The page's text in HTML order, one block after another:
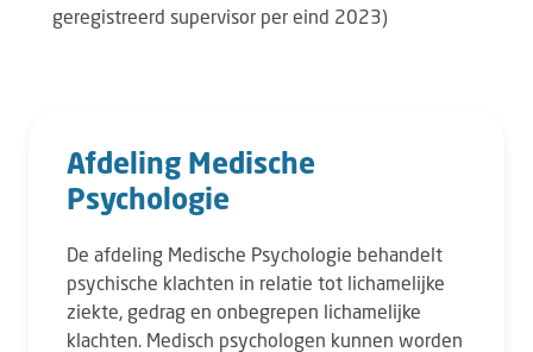
geregistreerd supervisor per eind 2023)
Afdeling Medische
Psychologie
De afdeling Medische Psychologie behandelt
psychische klachten in relatie tot lichamelijke
ziekte, gedrag en onbegrepen lichamelijke
klachten. Medisch psychologen kunnen worden